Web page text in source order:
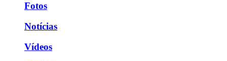
Fotos
Notícias
Vídeos